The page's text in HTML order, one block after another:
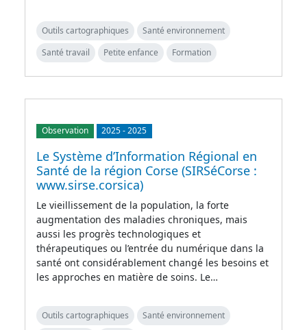
Outils cartographiques
Santé environnement
Santé travail
Petite enfance Formation
Observation 2025-2025
Le Système d’Information Régional en
Santé de la région Corse (SIRSéCorse :
www.sirse.corsica)
Le vieillissement de la population, la forte
augmentation des maladies chroniques, mais
aussi les progrès technologiques et
thérapeutiques ou l’entrée du numérique dans la
santé ont considérablement changé les besoins et
les approches en matière de soins. Le…
Outils cartographiques
Santé environnement